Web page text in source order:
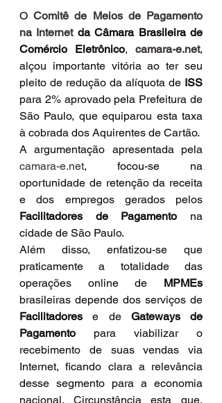
O Comitê de Meios de Pagamento
na Internet da Câmara Brasileira de
Comércio Eletrônico, camara-e.net,
alçou importante vitória ao ter seu
pleito de redução da alíquota de ISS
para 2% aprovado pela Prefeitura de
São Paulo, que equiparou esta taxa
à cobrada dos Aquirentes de Cartão.
camara-e.net, focou-se na
oportunidade de retenção da receita
Facilitadores de Pagamento na
cidade de São Paulo.
Além disso, enfatizou-se que
praticamente a totalidade das
operações online de MPMEs
Facilitadores e de Gateways de
Pagamento para viabilizar o
recebimento de suas vendas via
Internet, ficando clara a relevância
desse segmento para a economia
nacional. Circunstância esta que,